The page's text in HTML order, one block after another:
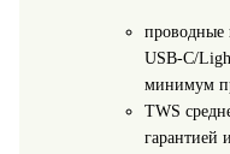
проводные
USB‑C/
минимум
TWS
гарантией